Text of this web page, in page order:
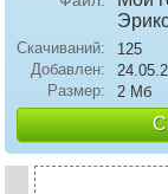
Скачиваний:
125
Добавлен:
Размер:
2 Мб